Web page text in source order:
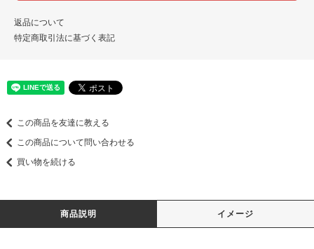
返品について
特定商取引法に基づく表記
この商品を友達に教える
この商品について問い合わせる
買い物を続ける
商品説明 イメージ